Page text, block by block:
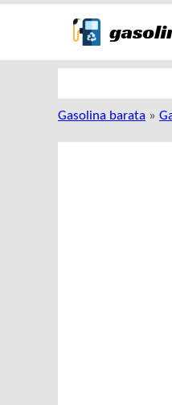
Gasolina barata »